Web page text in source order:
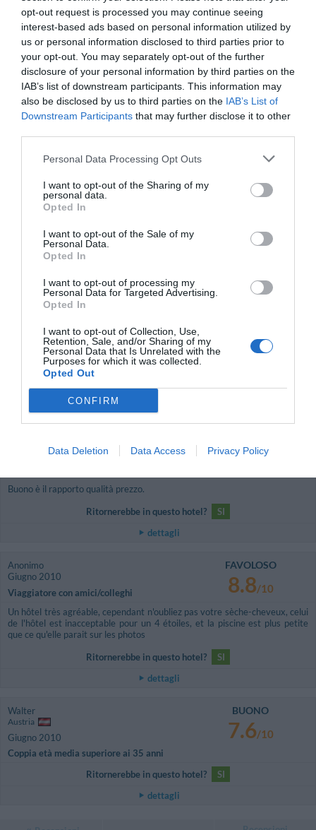
opt-out request is processed you may continue seeing
interest-based ads based on personal information utilized by
us or personal information disclosed to third parties prior to
your opt-out. You may separately opt-out of the further
disclosure of your personal information by third parties on the
IAB’s list of downstream participants. This information may
also be disclosed by us to third parties on the IAB’s List of
Downstream Participants that may further disclose it to other
Personal Data Processing Opt Outs
I want to opt-out of the Sharing of my
personal data.
Opted In
I want to opt-out of the Sale of my
Personal Data.
Opted In
I want to opt-out of processing my
Personal Data for Targeted Advertising.
Opted In
I want to opt-out of Collection, Use,
Retention, Sale, and/or Sharing of my
Personal Data that Is Unrelated with the
Purposes for which it was collected.
Opted Out
CONFIRM
Data Deletion Data Access Privacy Policy
Ritornerebbe in questo hotel?
dettagli
Robert
Stati Uniti
Luglio 2010
Famiglia con figli piccoli
OTTIMO
8.4/10
Ritornerebbe in questo hotel?
SI
Germania
Luglio 2010
5.2/10
Ritornerebbe in questo hotel?
Luglio 2010
OTTIMO
Ritornerebbe in questo hotel?
NON SO
dettagli
Luglio 2010
L' hotel si presenta in buona posizione, con personale molto professionale e
Buono è il rapporto qualità prezzo.
Ritornerebbe in questo hotel?
SI
dettagli
Anonimo
Giugno 2010
Viaggiatore con amici/colleghi
FAVOLOSO
8.8/10
Un hôtel très agréable, cependant n'oubliez pas votre sèche-cheveux, celui
de l'hôtel est inacceptable pour un 4 étoiles, et la piscine est plus petite
que ce qu'elle parait sur les photos
Ritornerebbe in questo hotel?
SI
dettagli
Walter
Austria
Giugno 2010
Coppia età media superiore ai 35 anni
BUONO
7.6/10
Ritornerebbe in questo hotel?
SI
dettagli